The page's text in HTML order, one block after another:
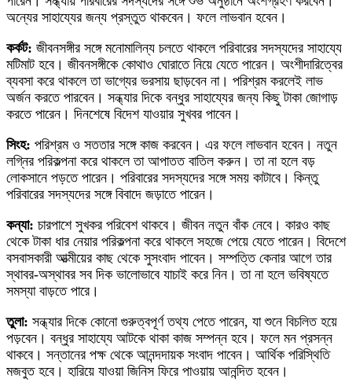
অন্যের সাহায্যের জন্য প্রস্তুত থাকবেন। ফলে লাভবান হবেন।
কর্কট: জীবনসঙ্গীর সঙ্গে মনোমালিন্য চলতে থাকলে পরিবারের সদস্যদের সাহায্যে
মটিমাট হবে। জীবনসঙ্গীকে কোথাও ঘোরাতে নিয়ে যেতে পারেন। অংশীদারিত্বের
ব্যবসা করে থাকলে তা ভাগ্যের ভরসায় ছাড়বেন না। পরিশ্রম করলেই লাভ
অর্জন করতে পারবেন। সন্ধ্যার দিকে বন্ধুর সাহায্যের জন্য কিছু টাকা জোগাড়
করতে পারেন। দিনশেষে বিদেশ যাওয়ার সুখবর পাবেন।
সিংহ: পরিশ্রম ও সততার সঙ্গে কাজ করবেন। এর ফলে লাভবান হবেন। নতুন
লগ্নির পরিকল্পনা করে থাকলে তা আপাতত বাতিল করুন। তা না হলে বড়
লোকসানে পড়তে পারেন। পরিবারের সদস্যদের সঙ্গে সময় কাটাবে। কিন্তু
পরিবারের সদস্যদের সঙ্গে বিবাদে জড়াতে পারেন।
কন্যা: চারপাশে সুখকর পরিবেশ থাকবে। জীবন নতুন বাঁক নেবে। কারও কাছ
থেকে টাকা ধার নেয়ার পরিকল্পনা করে থাকলে সহজে পেয়ে যেতে পারেন। বিদেশে
বসবাসকারী আত্মীয়ের কাছ থেকে সুসংবাদ পাবেন। সম্পত্তি কেনার আগে তার
স্থাবর-অস্থাবর সব দিক ভালোভাবে যাচাই করে নিন। তা না হলে ভবিষ্যতে
সমস্যা বাড়তে পারে।
তুলা: সন্ধ্যার দিকে কোনো গুরুত্বপূর্ণ তথ্য পেতে পারেন, যা শুনে বিচলিত হয়ে
পড়বেন। বন্ধুর সাহায্যে আটকে থাকা কাজ সম্পন্ন হবে। ফলে মন প্রসন্ন
থাকবে। সন্তানের পক্ষ থেকে আনন্দদায়ক সংবাদ পাবেন। আর্থিক পরিস্থিতি
মজবুত হবে। হারিয়ে যাওয়া জিনিস ফিরে পাওয়ায় আনন্দিত হবেন।